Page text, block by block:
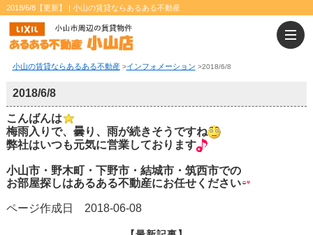
2018/6/8【更新】 | 小山の賃貸ならあるある不動産
小山の賃貸ならあるある不動産>インフォメーション >2018/6/8
2018/6/8
こんばんは
梅雨入りで、曇り、雨が続きそうですね
弊社はいつも元気に営業しております
小山市・野木町・下野市・結城市・筑西市での
お部屋探しはあるある不動産にお任せください
ページ作成日 2018-06-08